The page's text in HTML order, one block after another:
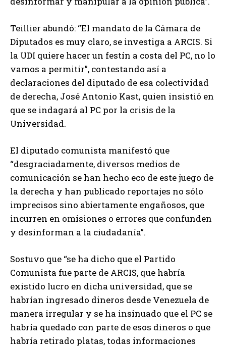
Teillier abundó: “El mandato de la Cámara de
Diputados es muy claro, se investiga a ARCIS. Si
la UDI quiere hacer un festín a costa del PC, no lo
vamos a permitir”, contestando así a
declaraciones del diputado de esa colectividad
de derecha, José Antonio Kast, quien insistió en
que se indagará al PC por la crisis de la
Universidad.
El diputado comunista manifestó que
“desgraciadamente, diversos medios de
comunicación se han hecho eco de este juego de
la derecha y han publicado reportajes no sólo
imprecisos sino abiertamente engañosos, que
incurren en omisiones o errores que confunden
y desinforman a la ciudadanía”.
Sostuvo que “se ha dicho que el Partido
Comunista fue parte de ARCIS, que habría
existido lucro en dicha universidad, que se
habrían ingresado dineros desde Venezuela de
manera irregular y se ha insinuado que el PC se
habría quedado con parte de esos dineros o que
habría retirado platas, todas informaciones